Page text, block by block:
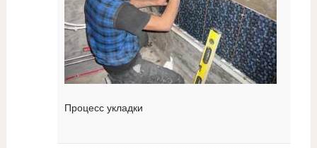
Процесс укладки